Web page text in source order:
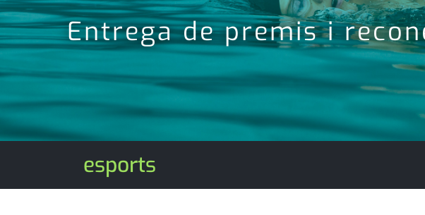
economia
empresa
entrevista
esports
opinió
Entrega de premis i
esports